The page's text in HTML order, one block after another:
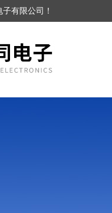
有限公司！